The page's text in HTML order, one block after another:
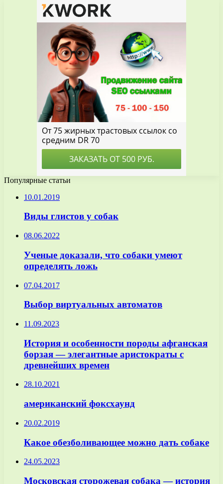
Популярные статьи
10.01.2019
Виды глистов у собак
08.06.2022
Ученые доказали, что собаки умеют
определять ложь
07.04.2017
Выбор виртуальных автоматов
11.09.2023
История и особенности породы афганская
борзая — элегантные аристократы с
древнейших времен
28.10.2021
американский фоксхаунд
20.02.2019
Какое обезболивающее можно дать собаке
24.05.2023
Московская сторожевая собака — история